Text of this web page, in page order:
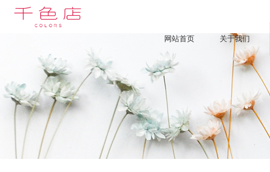
网站首页 关于我们